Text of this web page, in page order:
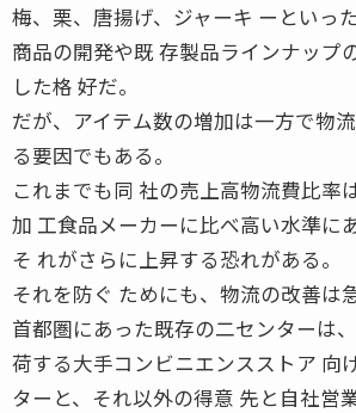
梅、栗、唐揚げ、ジャーキ ーといっ
商品の開発や既 存製品ラインナップ
した格 好だ。
だが、アイテム数の増加は一方で物
る要因でもある。
これまでも同 社の売上高物流費比率
加 工食品メーカーに比べ高い水準に
そ れがさらに上昇する恐れがある。
それを防ぐ ためにも、物流の改善は
首都圏にあった既存の二センターは
荷する大手コンビニエンスストア 向
ターと、それ以外の得意 先と自社営